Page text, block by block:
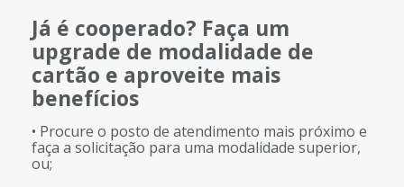
Já é cooperado? Faça um
upgrade de modalidade de
cartão e aproveite mais
benefícios
• Procure o posto de atendimento mais próximo e
faça a solicitação para uma modalidade superior,
ou;